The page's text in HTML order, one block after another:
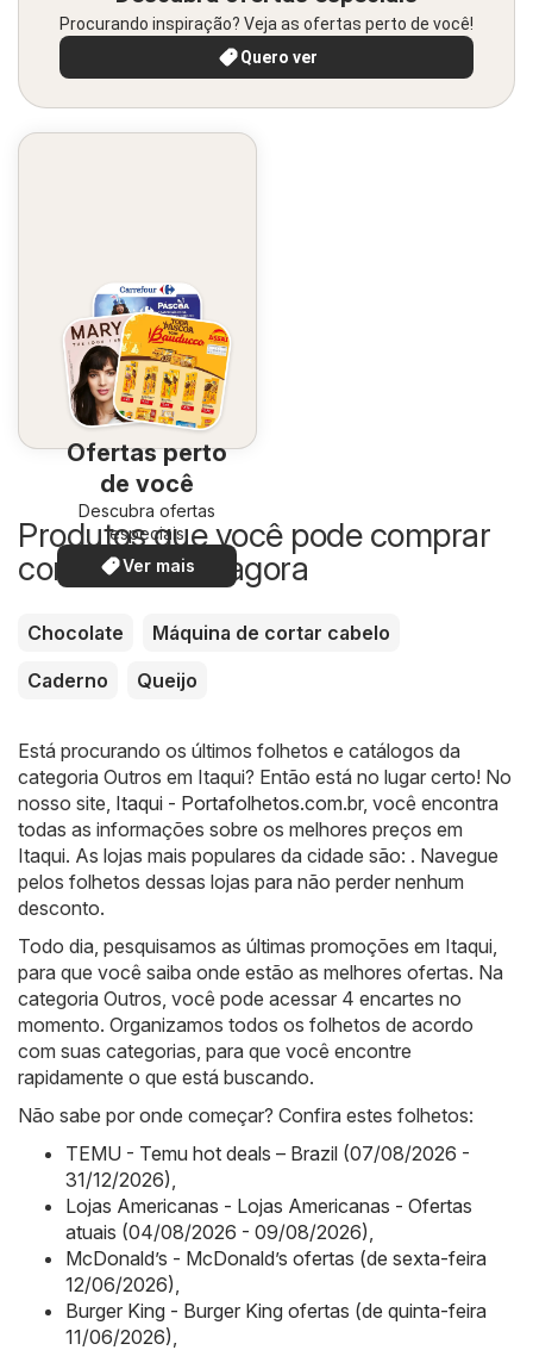
Procurando inspiração? Veja as ofertas perto de você!
Quero ver
Ofertas perto
de você
Descubra ofertas
especiais
Ver mais
Produtos que você pode comprar
com desconto agora
Chocolate
Máquina de cortar cabelo
Caderno
Queijo
Está procurando os últimos folhetos e catálogos da
categoria Outros em Itaqui? Então está no lugar certo! No
nosso site, Itaqui - Portafolhetos.com.br, você encontra
todas as informações sobre os melhores preços em
Itaqui. As lojas mais populares da cidade são: . Navegue
pelos folhetos dessas lojas para não perder nenhum
desconto.
Todo dia, pesquisamos as últimas promoções em Itaqui,
para que você saiba onde estão as melhores ofertas. Na
categoria Outros, você pode acessar 4 encartes no
momento. Organizamos todos os folhetos de acordo
com suas categorias, para que você encontre
rapidamente o que está buscando.
Não sabe por onde começar? Confira estes folhetos:
TEMU - Temu hot deals – Brazil (07/08/2026 -
31/12/2026)
Lojas Americanas - Lojas Americanas - Ofertas
atuais (04/08/2026 - 09/08/2026)
McDonald’s - McDonald’s ofertas (de sexta-feira
12/06/2026)
Burger King - Burger King ofertas (de quinta-feira
11/06/2026)